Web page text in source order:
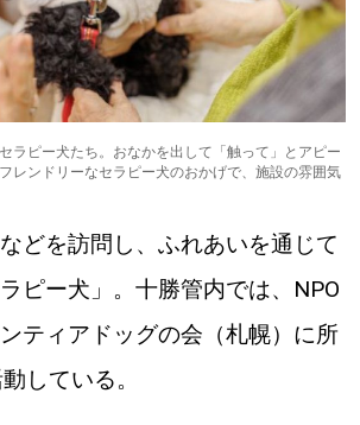
暮らす、あなたとつくる、
”きっかけ”WEBマガジン
りを見つけたい】
りを見つけたい】
りを見つけたい】
ラピー犬たち。おなかを出して「触って」とアピー
レンドリーなセラピー犬のおかげで、施設の雰囲気
どを訪問し、ふれあいを通じて
ピー犬」。十勝管内では、NPO
ティアドッグの会（札幌）に所
している。